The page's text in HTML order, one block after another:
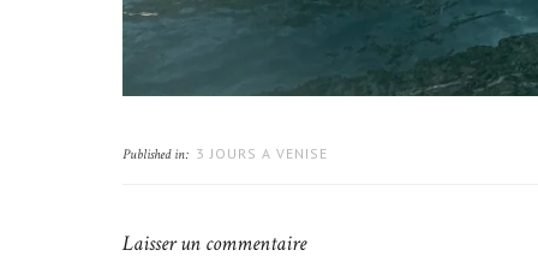
Published in: 3 JOURS A VENISE
Laisser un commentaire